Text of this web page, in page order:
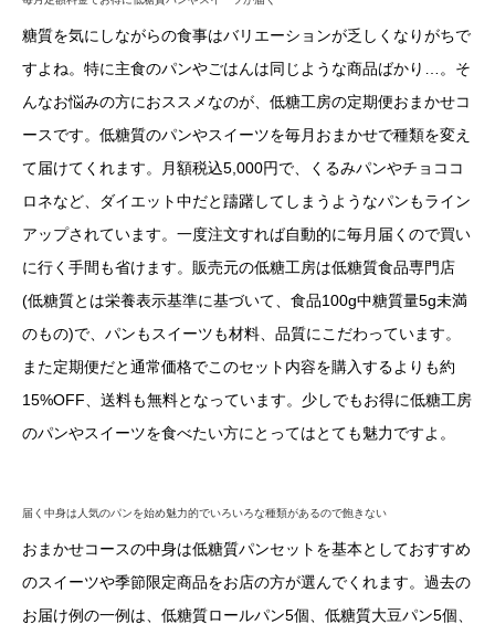
糖質を気にしながらの食事はバリエーションが乏しくなりがちで
すよね。特に主食のパンやごはんは同じような商品ばかり…。そ
んなお悩みの方におススメなのが、低糖工房の定期便おまかせコ
ースです。低糖質のパンやスイーツを毎月おまかせで種類を変え
て届けてくれます。月額税込5,000円で、くるみパンやチョココ
ロネなど、ダイエット中だと躊躇してしまうようなパンもライン
アップされています。一度注文すれば自動的に毎月届くので買い
に行く手間も省けます。販売元の低糖工房は低糖質食品専門店
(低糖質とは栄養表示基準に基づいて、食品100g中糖質量5g未満
のもの)で、パンもスイーツも材料、品質にこだわっています。
また定期便だと通常価格でこのセット内容を購入するよりも約
15%OFF、送料も無料となっています。少しでもお得に低糖工房
のパンやスイーツを食べたい方にとってはとても魅力ですよ。
届く中身は人気のパンを始め魅力的でいろいろな種類があるので飽きない
おまかせコースの中身は低糖質パンセットを基本としておすすめ
のスイーツや季節限定商品をお店の方が選んでくれます。過去の
お届け例の一例は、低糖質ロールパン5個、低糖質大豆パン5個、